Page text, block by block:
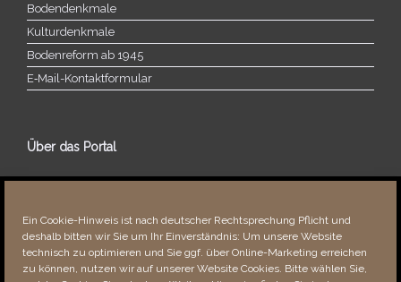
Ein Cookie-Hinweis ist nach deutscher Rechtsprechung Pflicht und
deshalb bitten wir Sie um Ihr Einverständnis: Um unsere Website
technisch zu optimieren und Sie ggf. über Online-Marketing erreichen
zu können, nutzen wir auf unserer Website Cookies. Bitte wählen Sie,
Bodendenkmale
Kulturdenkmale
Bodenreform ab 1945
E‑Mail-​​Kontaktformular
Über das Portal
Über dieses Portal
Fehler bemerkt?